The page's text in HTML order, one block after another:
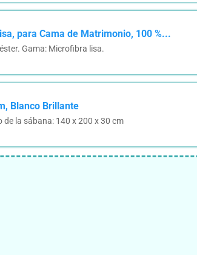
para Cama de Matrimonio, 100 %...
Gama: Microfibra lisa.
Blanco Brillante
la sábana: 140 x 200 x 30 cm